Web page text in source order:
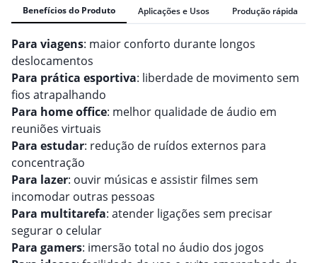
Benefícios do Produto Aplicações e Usos Produção rápida
Para viagens: maior conforto durante longos
deslocamentos
Para prática esportiva: liberdade de movimento sem
fios atrapalhando
Para home office: melhor qualidade de áudio em
reuniões virtuais
Para estudar: redução de ruídos externos para
concentração
Para lazer: ouvir músicas e assistir filmes sem
incomodar outras pessoas
Para multitarefa: atender ligações sem precisar
segurar o celular
Para gamers: imersão total no áudio dos jogos